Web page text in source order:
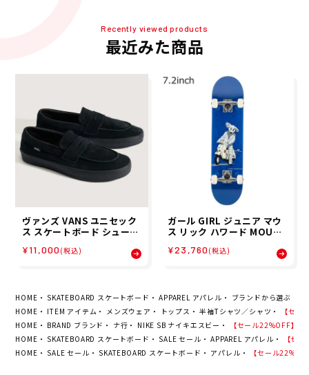
Recently viewed products
最近みた商品
ヴァンズ VANS ユニセック
ス スケートボード シューズ
ァー Skate Loafer VN00
¥11,000 (税込)
ガール GIRL ジュニア マウ
ス リック ハワード MOUSE
ード コンプリート G4924-
¥23,760 (税込)
HOME SKATEBOARD スケートボード APPAREL アパレル ブランドから選ぶ
HOME
ITEM アイテム メンズウェア トップス 半袖Tシャツ／シャツ
【セー
HOME
BRAND ブランド ナ行 NIKE SB ナイキエスビー
【セール22%OFF】
HOME
SKATEBOARD スケートボード SALE セール APPAREL アパレル
【セ
HOME
SALE セール SKATEBOARD スケートボード アパレル 【セール